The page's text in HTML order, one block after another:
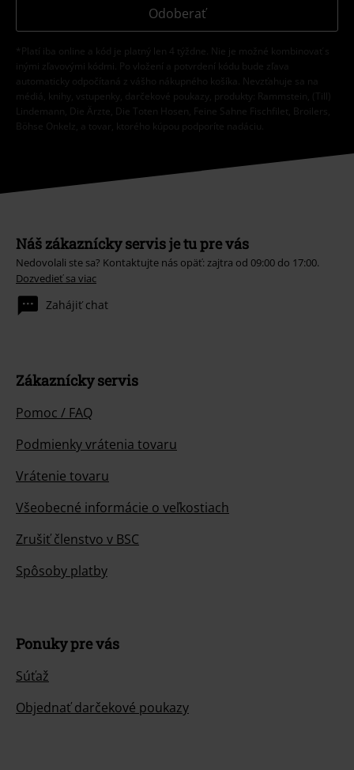
Odoberať
*Platí iba online a kód je platný len 4 týždne. Nie je možné kombinovať s
inými zľavovými kódmi. Po vložení a potvrdení kódu bude zľava
automaticky odpočítaná z vášho nákupného košíka. Nevzťahuje sa na
médiá, knihy, vstupenky, darčekové poukazy, produkty: Rammstein, (Till)
Lindemann, Die Ärzte, Die Toten Hosen, Feine Sahne Fischfilet, Broilers,
Böhse Onkelz, a tovar, ktorého kúpou podporíte nadáciu.
Náš zákaznícky servis je tu pre vás
Nedovolali ste sa? Kontaktujte nás opäť: zajtra od 09:00 do 17:00.
Dozvedieť sa viac
Zahájiť chat
Zákaznícky servis
Pomoc / FAQ
Podmienky vrátenia tovaru
Vrátenie tovaru
Všeobecné informácie o veľkostiach
Zrušiť členstvo v BSC
Spôsoby platby
Ponuky pre vás
Súťaž
Objednať darčekové poukazy